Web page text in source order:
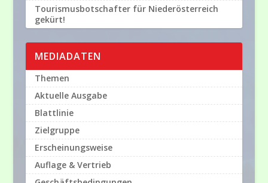
Tourismusbotschafter für Niederösterreich
gekürt!
MEDIADATEN
Themen
Aktuelle Ausgabe
Blattlinie
Zielgruppe
Erscheinungsweise
Auflage & Vertrieb